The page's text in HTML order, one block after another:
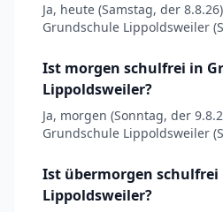
Ja, heute (Samstag, der
Grundschule Lippoldsweiler
Ist morgen schulfrei in
Lippoldsweiler?
Ja, morgen (Sonntag, der
Grundschule Lippoldsweiler
Ist übermorgen schulfrei
Lippoldsweiler?